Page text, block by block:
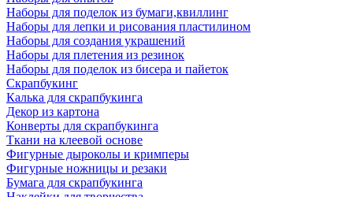
Наборы для поделок из бумаги,квиллинг
Наборы для лепки и рисования пластилином
Наборы для создания украшений
Наборы для плетения из резинок
Наборы для поделок из бисера и пайеток
Скрапбукинг
Калька для скрапбукинга
Декор из картона
Конверты для скрапбукинга
Ткани на клеевой основе
Фигурные дыроколы и кримперы
Фигурные ножницы и резаки
Бумага для скрапбукинга